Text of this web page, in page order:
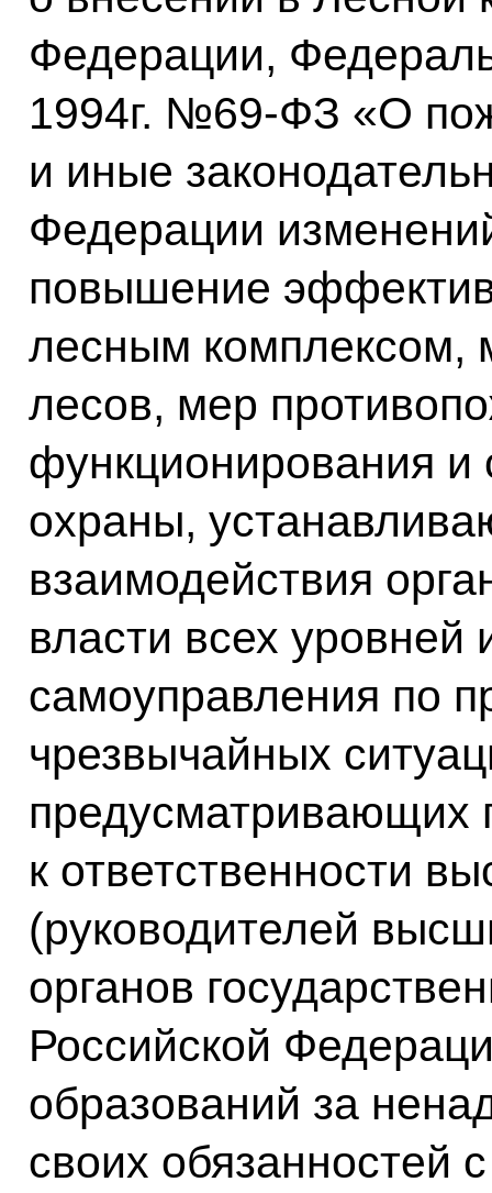
Федерации,
1994г. №69-ФЗ «О
и иные
Федерации
повышение
лесным комплексом,
лесов, мер
функционирования и
охраны,
взаимодействия
власти всех уровней
самоуправления по
чрезвычайных
предусматривающих
к ответственности
(руководителей
органов
Российской
образований за
своих обязанностей